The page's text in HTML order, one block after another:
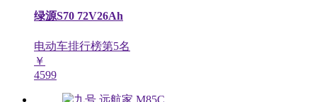
绿源S70 72V26Ah
电动车排行榜第5名
￥
4599